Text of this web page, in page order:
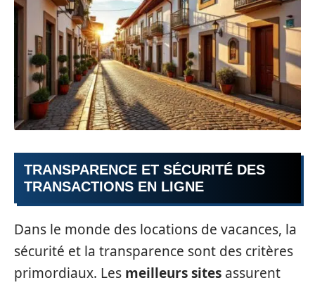
TRANSPARENCE ET SÉCURITÉ DES
TRANSACTIONS EN LIGNE
Dans le monde des locations de vacances, la
sécurité et la transparence sont des critères
primordiaux. Les meilleurs sites assurent